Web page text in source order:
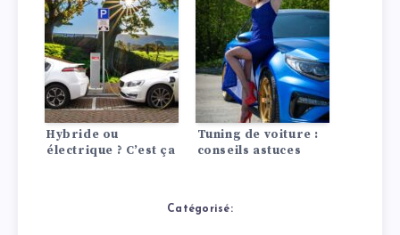
être les plus
avancés de
l’histoire.
les moteurs à
combustion
Hybride ou
électrique ? C’est ça
Tuning de voiture :
conseils astuces
Catégorisé: